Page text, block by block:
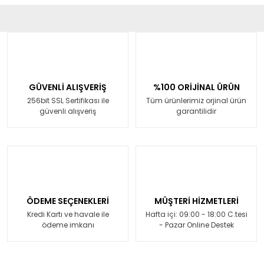
GÜVENLİ ALIŞVERİŞ
256bit SSL Sertifikası ile
güvenli alışveriş
%100 ORİJİNAL ÜRÜN
Tüm ürünlerimiz orjinal ürün
garantilidir
ÖDEME SEÇENEKLERİ
Kredi Kartı ve havale ile
ödeme imkanı
MÜŞTERİ HİZMETLERİ
Hafta içi: 09:00 - 18:00 C.tesi
- Pazar Online Destek